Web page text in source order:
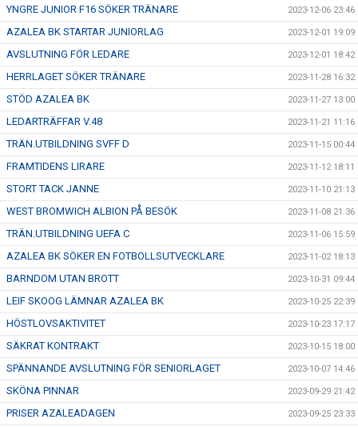
YNGRE JUNIOR F16 SÖKER TRÄNARE 2023-12-06 23:46
AZALEA BK STARTAR JUNIORLAG 2023-12-01 19:09
AVSLUTNING FÖR LEDARE 2023-12-01 18:42
HERRLAGET SÖKER TRÄNARE 2023-11-28 16:32
STÖD AZALEA BK 2023-11-27 13:00
LEDARTRÄFFAR V.48 2023-11-21 11:16
TRÄN.UTBILDNING SVFF D 2023-11-15 00:44
FRAMTIDENS LIRARE 2023-11-12 18:11
STORT TACK JANNE 2023-11-10 21:13
WEST BROMWICH ALBION PÅ BESÖK 2023-11-08 21:36
TRÄN.UTBILDNING UEFA C 2023-11-06 15:59
AZALEA BK SÖKER EN FOTBOLLSUTVECKLARE 2023-11-02 18:13
BARNDOM UTAN BROTT 2023-10-31 09:44
LEIF SKOOG LÄMNAR AZALEA BK 2023-10-25 22:39
HÖSTLOVSAKTIVITET 2023-10-23 17:17
SÄKRAT KONTRAKT 2023-10-15 18:00
SPÄNNANDE AVSLUTNING FÖR SENIORLAGET 2023-10-07 14:46
SKÖNA PINNAR 2023-09-29 21:42
PRISER AZALEADAGEN 2023-09-25 23:33